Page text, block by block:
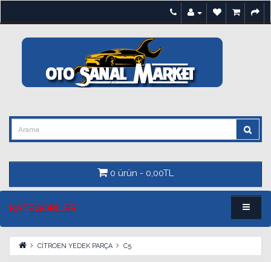
0 ürün - 0,00TL
KATEGORILER
CİTROEN YEDEK PARÇA C5